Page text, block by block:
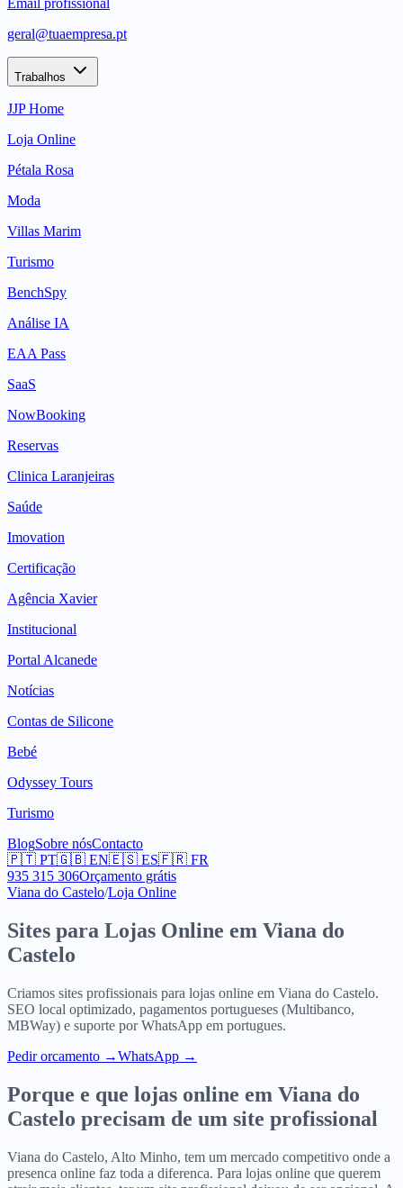
Email profissional
geral@tuaempresa.pt
Trabalhos
JJP Home
Loja Online
Pétala Rosa
Moda
Villas Marim
Turismo
BenchSpy
Análise IA
EAA Pass
SaaS
NowBooking
Reservas
Clinica Laranjeiras
Saúde
Imovation
Certificação
Agência Xavier
Institucional
Portal Alcanede
Notícias
Contas de Silicone
Bebé
Odyssey Tours
Turismo
BlogSobre nósContacto
🇵🇹 PT🇬🇧 EN🇪🇸 ES🇫🇷 FR
935 315 306Orçamento grátis
Viana do Castelo/Loja Online
Sites para Lojas Online em Viana do
Castelo
Criamos sites profissionais para lojas online em Viana do Castelo.
SEO local optimizado, pagamentos portugueses (Multibanco,
MBWay) e suporte por WhatsApp em portugues.
Pedir orcamento →WhatsApp →
Porque e que lojas online em Viana do
Castelo precisam de um site profissional
Viana do Castelo, Alto Minho, tem um mercado competitivo onde a
presenca online faz toda a diferenca. Para lojas online que querem